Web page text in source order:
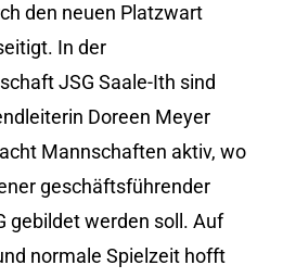
den neuen Platzwart
In der
JSG Saale-Ith sind
Doreen Meyer
Mannschaften aktiv, wo
geschäftsführender
gebildet werden soll. Auf
normale Spielzeit hofft